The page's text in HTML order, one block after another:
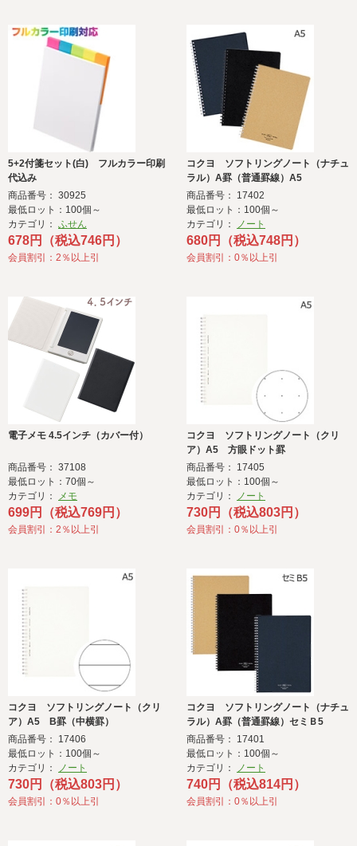
5+2付箋セット(白) フルカラー印刷
代込み
商品番号： 30925
最低ロット：100個～
カテゴリ： ふせん
678円（税込746円）
会員割引：2％以上引
コクヨ ソフトリングノート（ナチュ
ラル）A罫（普通罫線）A5
商品番号： 17402
最低ロット：100個～
カテゴリ：
ノート
680円（税込748円）
会員割引：0％以上引
電子メモ 4.5インチ（カバー付）
商品番号： 37108
最低ロット：70個～
カテゴリ：
メモ
699円（税込769円）
会員割引：2％以上引
コクヨ ソフトリングノート（クリ
ア）A5 方眼ドット罫
商品番号： 17405
最低ロット：100個～
カテゴリ：
ノート
730円（税込803円）
会員割引：0％以上引
コクヨ ソフトリングノート（クリ
ア）A5 B罫（中横罫）
商品番号： 17406
最低ロット：100個～
カテゴリ：
ノート
730円（税込803円）
会員割引：0％以上引
コクヨ ソフトリングノート（ナチュ
ラル）A罫（普通罫線）セミＢ5
商品番号： 17401
最低ロット：100個～
カテゴリ：
ノート
740円（税込814円）
会員割引：0％以上引